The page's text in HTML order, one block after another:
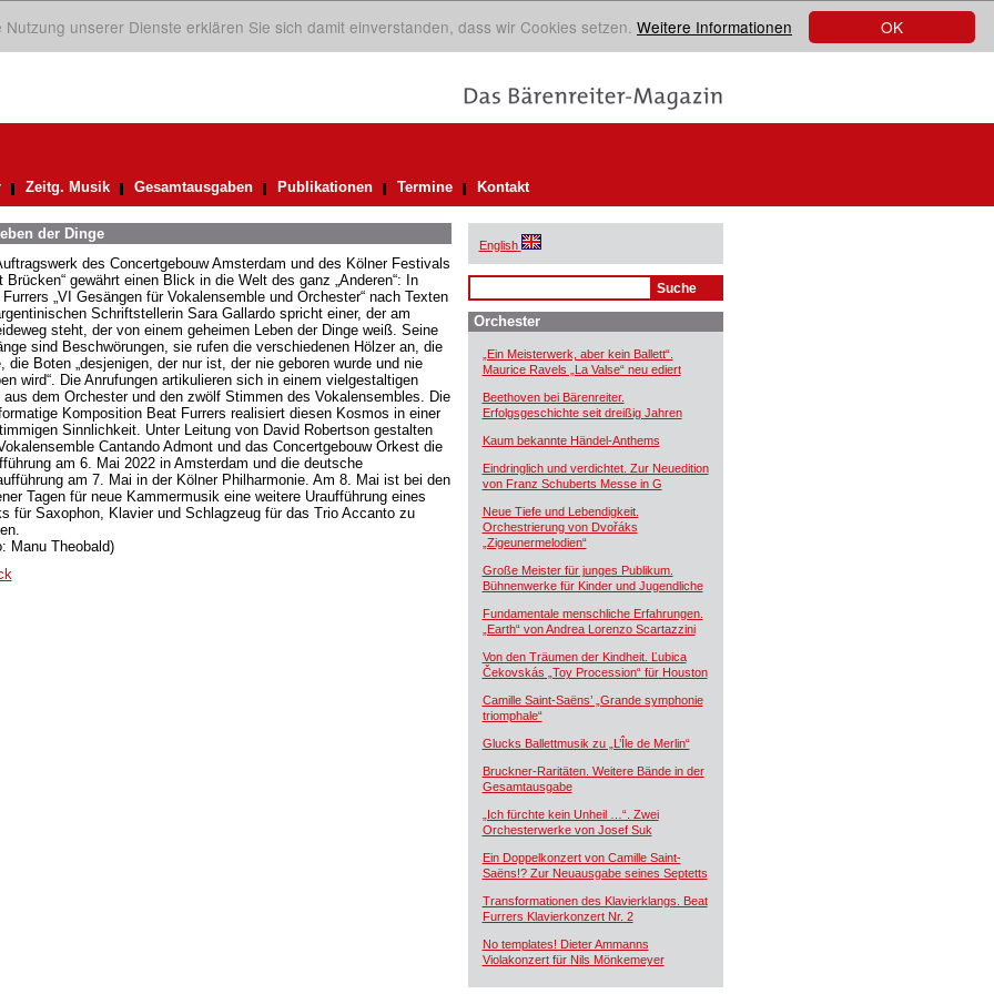
OK
unserer Dienste erklären Sie sich damit einverstanden, dass wir Cookies setzen. Weitere Informationen
Zeitg. Musik Gesamtausgaben Publikationen Termine Kontakt
der Dinge
des Concertgebouw Amsterdam und des Kölner Festivals
Brücken“ gewährt einen Blick in die Welt des ganz „Anderen“: In
Furrers „VI Gesängen für Vokalensemble und Orchester“ nach Texten
Schriftstellerin Sara Gallardo spricht einer, der am
steht, der von einem geheimen Leben der Dinge weiß. Seine
sind Beschwörungen, sie rufen die verschiedenen Hölzer an, die
die Boten „desjenigen, der nur ist, der nie geboren wurde und nie
wird“. Die Anrufungen artikulieren sich in einem vielgestaltigen
aus dem Orchester und den zwölf Stimmen des Vokalensembles. Die
Komposition Beat Furrers realisiert diesen Kosmos in einer
Sinnlichkeit. Unter Leitung von David Robertson gestalten
Cantando Admont und das Concertgebouw Orkest die
am 6. Mai 2022 in Amsterdam und die deutsche
am 7. Mai in der Kölner Philharmonie. Am 8. Mai ist bei den
Tagen für neue Kammermusik eine weitere Uraufführung eines
für Saxophon, Klavier und Schlagzeug für das Trio Accanto zu
Manu Theobald)
English
Orchester
„Ein Meisterwerk, aber kein Ballett“.
Maurice Ravels „La Valse“ neu ediert
Beethoven bei Bärenreiter.
Erfolgsgeschichte seit dreißig Jahren
Kaum bekannte Händel-Anthems
Eindringlich und verdichtet. Zur Neuedition
von Franz Schuberts Messe in G
Neue Tiefe und Lebendigkeit.
Orchestrierung von Dvořáks
„Zigeunermelodien“
Große Meister für junges Publikum.
Bühnenwerke für Kinder und Jugendliche
Fundamentale menschliche Erfahrungen.
„Earth“ von Andrea Lorenzo Scartazzini
Von den Träumen der Kindheit. Ľubica
Čekovskás „Toy Procession“ für Houston
Camille Saint-Saëns’ „Grande symphonie
triomphale“
Glucks Ballettmusik zu „L’Île de Merlin“
Bruckner-Raritäten. Weitere Bände in der
Gesamtausgabe
„Ich fürchte kein Unheil …“. Zwei
Orchesterwerke von Josef Suk
Ein Doppelkonzert von Camille Saint-
Saëns!? Zur Neuausgabe seines Septetts
Transformationen des Klavierklangs. Beat
Furrers Klavierkonzert Nr. 2
No templates! Dieter Ammanns
Violakonzert für Nils Mönkemeyer